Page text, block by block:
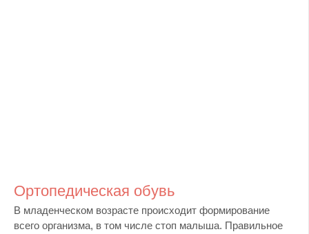
Ортопедическая обувь
В младенческом возрасте происходит формирование
всего организма, в том числе стоп малыша. Правильное